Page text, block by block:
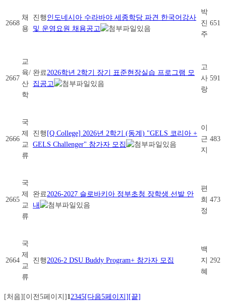
2668
채
용
진행 인도네시아 수라바야 세종학당 파견 한국어강사
및 운영요원 채용공고
박
진
주
651
2667
교
육/
산
학
완료 2026학년 2학기 장기 표준현장실습 프로그램 모
집공고
고
사
랑
591
2666
국
제
교
류
진행 [Q College] 2026년 2학기 (동계) "GELS 코리아 +
GELS Challenger" 참가자 모집
이
근
지
483
2665
국
제
교
류
완료 2026-2027 슬로바키아 정부초청 장학생 선발 안
내
편
희
정
473
2664
국
제
교
류
진행 2026-2 DSU Buddy Program+ 참가자 모집
백
지
혜
292
[처음][이전5페이지]1 2345[다음5페이지][끝]